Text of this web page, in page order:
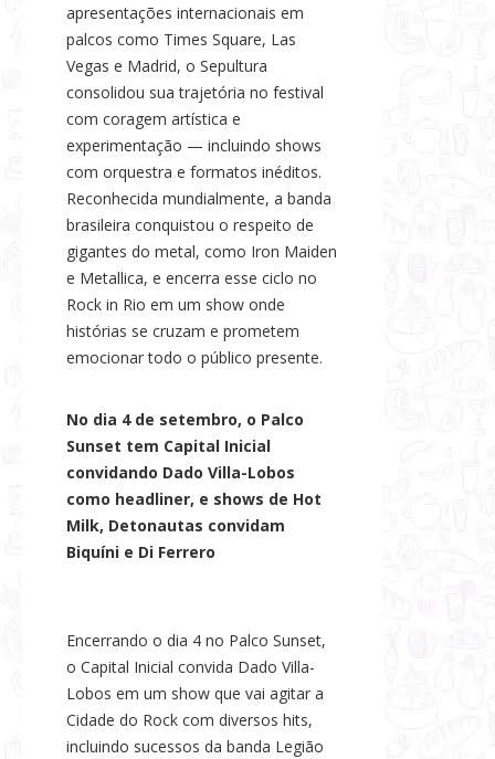
apresentações internacionais em
palcos como Times Square, Las
Vegas e Madrid, o Sepultura
consolidou sua trajetória no festival
com coragem artística e
experimentação — incluindo shows
com orquestra e formatos inéditos.
Reconhecida mundialmente, a banda
brasileira conquistou o respeito de
gigantes do metal, como Iron Maiden
e Metallica, e encerra esse ciclo no
Rock in Rio em um show onde
histórias se cruzam e prometem
emocionar todo o público presente.
No dia 4 de setembro, o Palco
Sunset tem Capital Inicial
convidando Dado Villa-Lobos
como headliner, e shows de Hot
Milk, Detonautas convidam
Biquíni e Di Ferrero
Encerrando o dia 4 no Palco Sunset,
o Capital Inicial convida Dado Villa-
Lobos em um show que vai agitar a
Cidade do Rock com diversos hits,
incluindo sucessos da banda Legião